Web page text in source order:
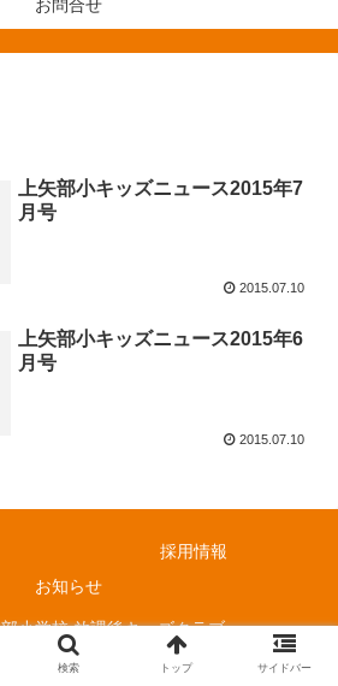
お問合せ
上矢部小キッズニュース2015年7
月号
2015.07.10
上矢部小キッズニュース2015年6
月号
2015.07.10
採用情報
お知らせ
小学校 放課後キッズクラブ.
検索 トップ サイドバー